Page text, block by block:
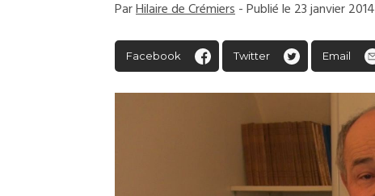
ParHilaire de Crémiers- Publié le 23 janvier 2014
Facebook Twitter Email